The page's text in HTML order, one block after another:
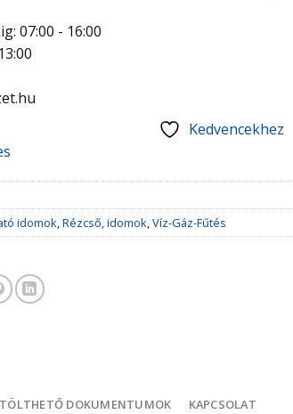
07:00 - 16:00
Kedvencekhez
idomok Rézcső, idomok Víz-Gáz-Fűtés
DOKUMENTUMOK KAPCSOLAT